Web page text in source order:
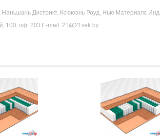
Наньшань Дистрикт, Ксююань Роуд, Нью Материалс
100, оф. 203 E-mail: 21@21vek.by